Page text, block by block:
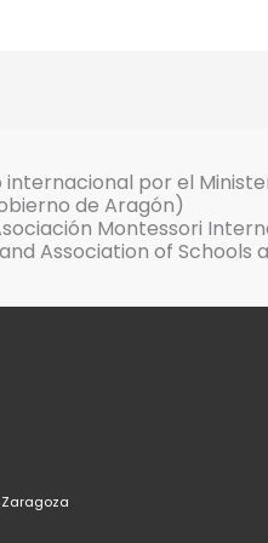
por el
de Aragón)
Montessori
Association of Schools